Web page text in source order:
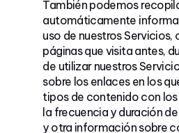
También podemos
automáticamente
uso de nuestros Servicios,
páginas que visita antes,
de utilizar nuestros
sobre los enlaces en los
tipos de contenido con
la frecuencia y duración
y otra información sobre